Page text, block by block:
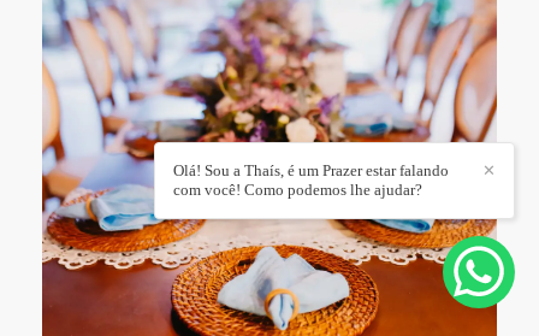
✕
Olá! Sou a Thaís, é um Prazer estar falando
com você! Como podemos lhe ajudar?